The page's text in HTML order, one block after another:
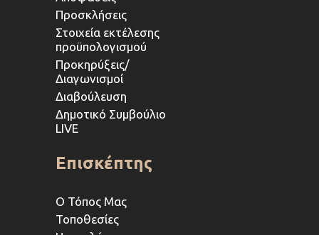
Προσκλήσεις
Στοιχεία εκτέλεσης
προϋπολογισμού
Προκηρύξεις/
Διαγωνισμοί
Διαβούλευση
Δημοτικό Συμβούλιο
LIVE
Επισκέπτης
Ο Τόπος Μας
Τοποθεσίες